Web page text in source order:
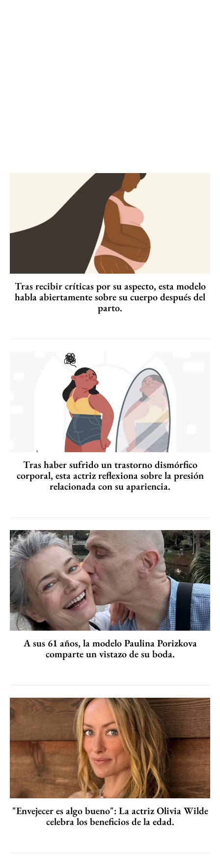
Tras recibir críticas por su aspecto, esta modelo
habla abiertamente sobre su cuerpo después del
parto.
Tras haber sufrido un trastorno dismórfico
corporal, esta actriz reflexiona sobre la presión
relacionada con su apariencia.
A sus 61 años, la modelo Paulina Porizkova
comparte un vistazo de su boda.
"Envejecer es algo bueno": La actriz Olivia Wilde
celebra los beneficios de la edad.